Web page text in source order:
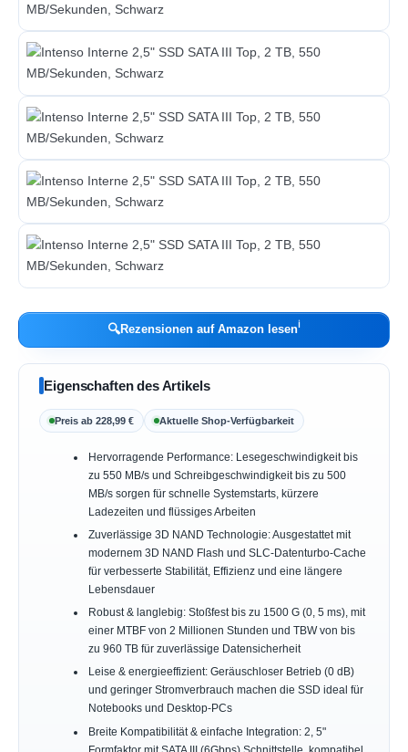
🔍Rezensionen auf Amazon lesenℹ︎
Eigenschaften des Artikels
Preis ab 228,99 € Aktuelle Shop-Verfügbarkeit
Hervorragende Performance: Lesegeschwindigkeit bis
zu 550 MB/s und Schreibgeschwindigkeit bis zu 500
MB/s sorgen für schnelle Systemstarts, kürzere
Ladezeiten und flüssiges Arbeiten
Zuverlässige 3D NAND Technologie: Ausgestattet mit
modernem 3D NAND Flash und SLC-Datenturbo-Cache
für verbesserte Stabilität, Effizienz und eine längere
Lebensdauer
Robust & langlebig: Stoßfest bis zu 1500 G (0, 5 ms), mit
einer MTBF von 2 Millionen Stunden und TBW von bis
zu 960 TB für zuverlässige Datensicherheit
Leise & energieeffizient: Geräuschloser Betrieb (0 dB)
und geringer Stromverbrauch machen die SSD ideal für
Notebooks und Desktop-PCs
Breite Kompatibilität & einfache Integration: 2, 5"